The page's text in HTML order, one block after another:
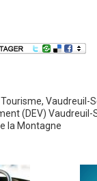
Tourisme, Vaudreuil-
(DEV) Vaudreuil-
la Montagne